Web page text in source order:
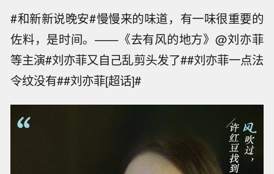
#和新新说晚安#慢慢来的味道，有一味很重要的
佐料，是时间。——《去有风的地方》@刘亦菲
等主演#刘亦菲又自己乱剪头发了##刘亦菲一点法
令纹没有##刘亦菲[超话]#